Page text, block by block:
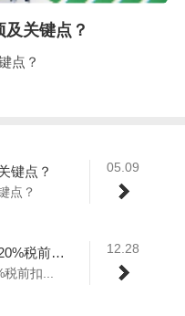
关键点？
点？
05.09
键点？
点？
12.28
关于研发费用120%税前扣除和220%税前摊销政策解析！
税前扣...